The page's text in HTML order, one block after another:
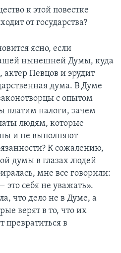
к этой повестке
от государства?
ясно, если
нынешней Думы, куда
Певцов и эрудит
дума. В Думе
с опытом
платим налоги, зачем
людям, которые
и не выполняют
К сожалению,
думы в глазах людей
мне все говорили:
себя не уважать».
что дело не в Думе, а
верят в то, что их
превратиться в